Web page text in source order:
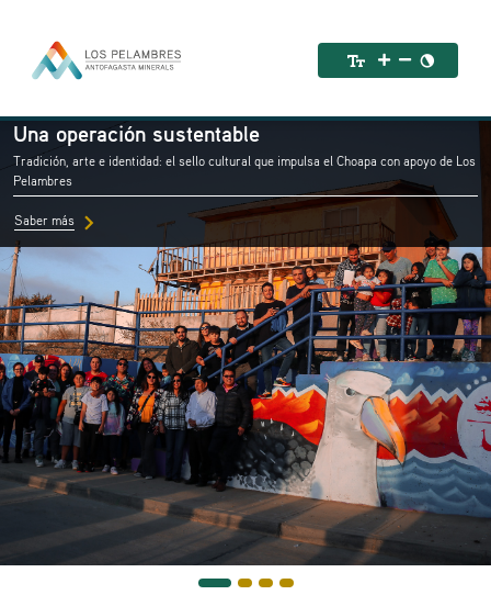
Una operación sustentable
Tradición, arte e identidad: el sello cultural que impulsa el Choapa con apoyo de Los
Pelambres
Saber más chevron_right